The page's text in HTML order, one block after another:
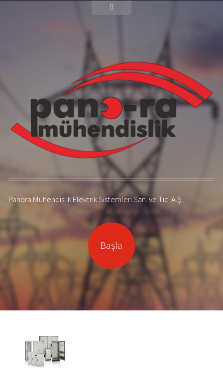
Panora Mühendislik Elektrik Sistemleri San. ve Tic. A.Ş.
Başla